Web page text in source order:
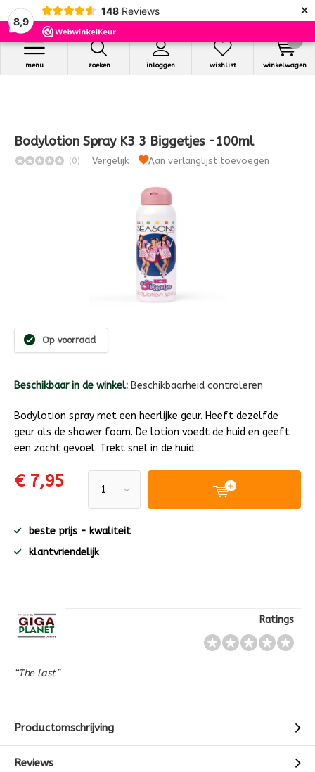
8,9
148 Reviews ×
zoeken inloggen
menu wishlist winkelwagen
Bodylotion Spray K3 3 Biggetjes -100ml
(0) Vergelijk Aan verlanglijst toevoegen
Op voorraad
Beschikbaar in de winkel: Beschikbaarheid controleren
Bodylotion spray met een heerlijke geur. Heeft dezelfde
geur als de shower foam. De lotion voedt de huid en geeft
een zacht gevoel. Trekt snel in de huid.
€ 7,95
beste prijs - kwaliteit
klantvriendelijk
Ratings
“The last”
Productomschrijving
Reviews